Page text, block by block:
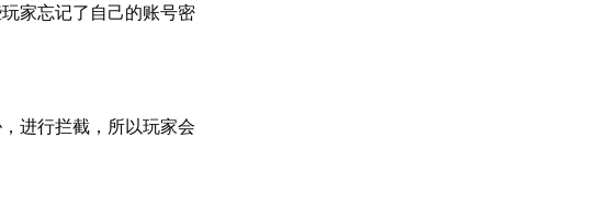
家忘记了自己的账号密
进行拦截，所以玩家会